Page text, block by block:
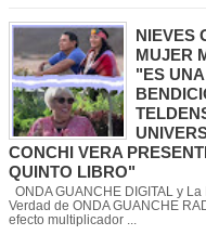
NIEVES
MUJER
"ES UNA
CONCHI VERA
QUINTO LIBRO"
ONDA GUANCHE DIGITAL y La
Verdad de ONDA GUANCHE
efecto multiplicador ...